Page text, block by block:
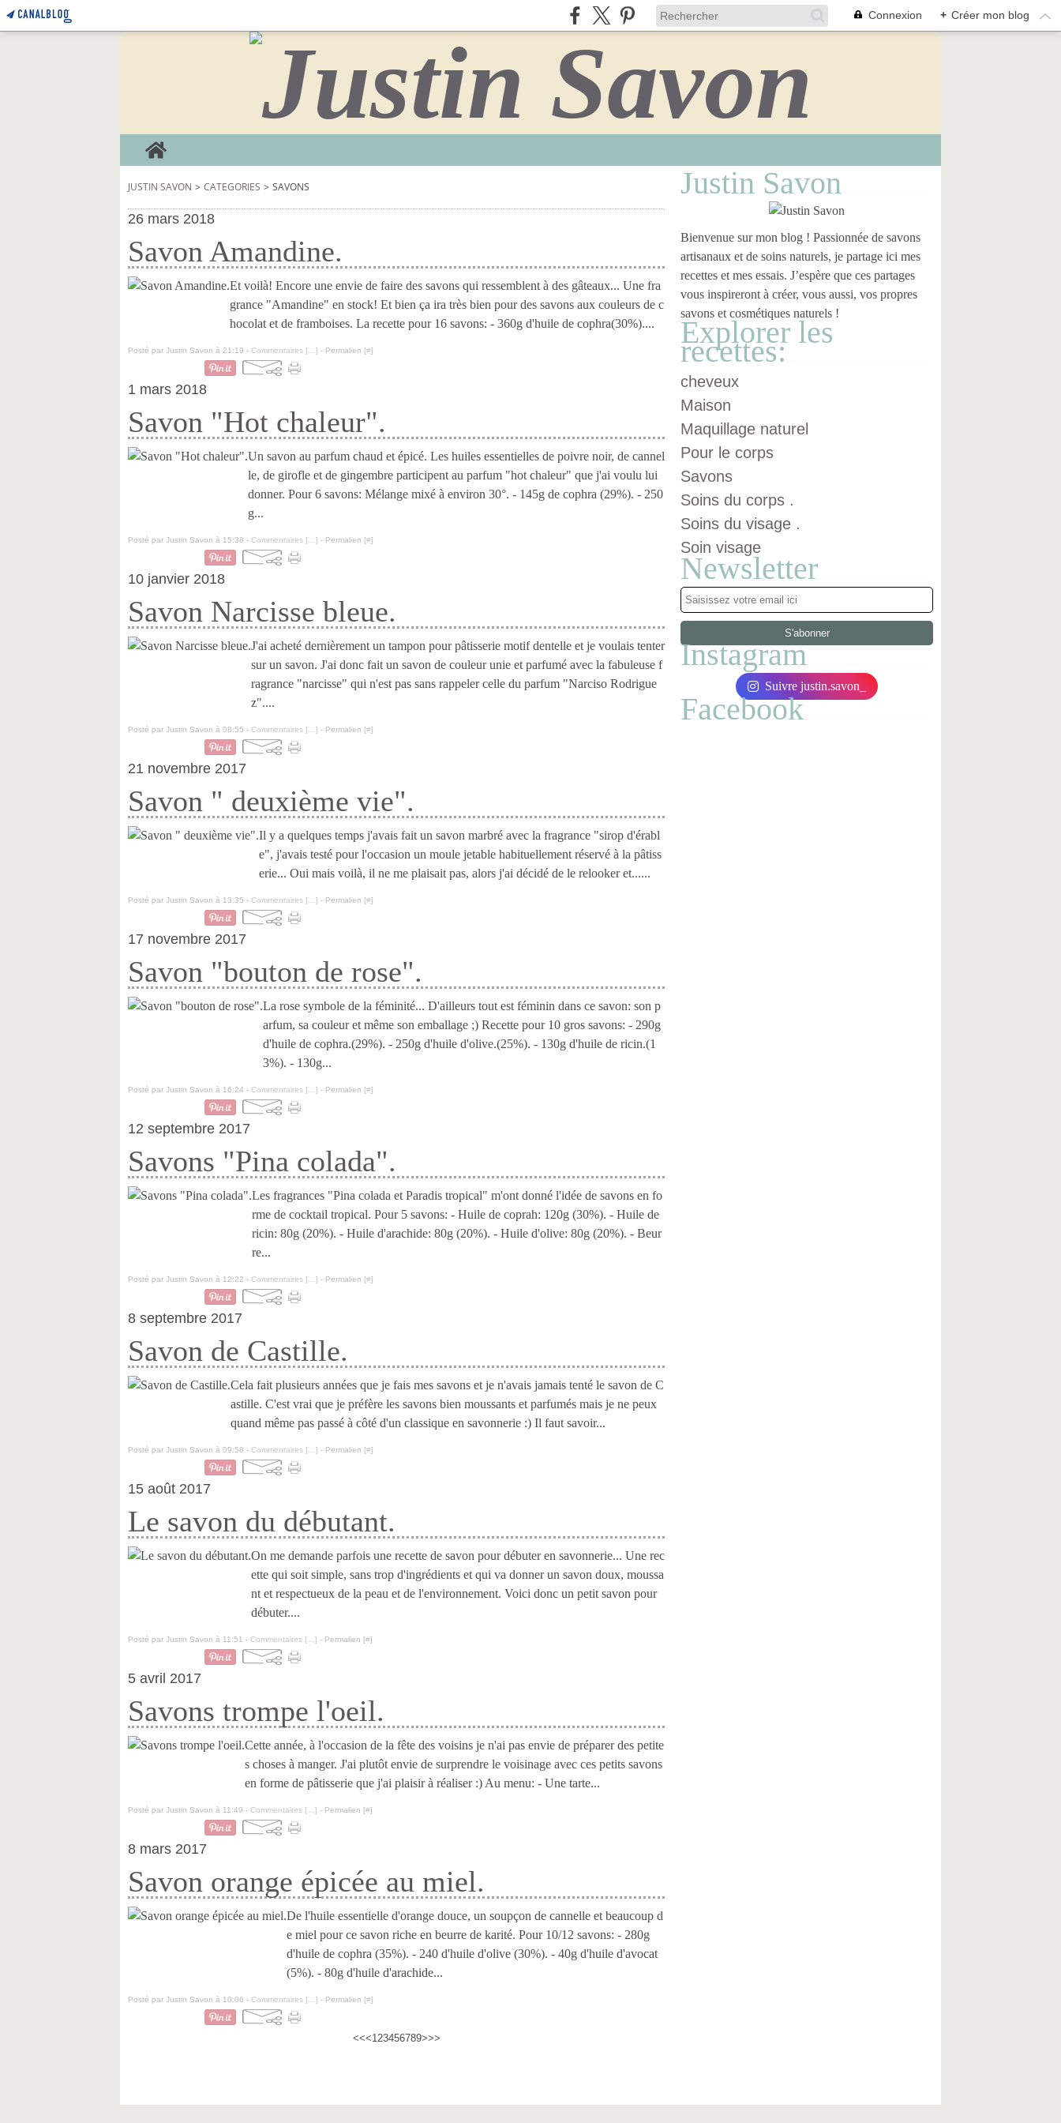
Connexion + Créer mon blog
Home
JUSTIN SAVON > CATEGORIES > SAVONS
26 mars 2018
Savon Amandine.
Et voilà! Encore une envie de faire des savons qui ressemblent à des gâteaux... Une fra
grance "Amandine" en stock! Et bien ça ira très bien pour des savons aux couleurs de c
hocolat et de framboises. La recette pour 16 savons: - 360g d'huile de cophra(30%)....
Posté par Justin Savon à 21:19 - Commentaires [ ] - Permalien [#]
1 mars 2018
Savon "Hot chaleur".
Un savon au parfum chaud et épicé. Les huiles essentielles de poivre noir, de cannel
le, de girofle et de gingembre participent au parfum "hot chaleur" que j'ai voulu lui
donner. Pour 6 savons: Mélange mixé à environ 30°. - 145g de cophra (29%). - 250
g...
Posté par Justin Savon à 15:38 - Commentaires [ ] - Permalien [#]
10 janvier 2018
Savon Narcisse bleue.
J'ai acheté dernièrement un tampon pour pâtisserie motif dentelle et je voulais tenter
sur un savon. J'ai donc fait un savon de couleur unie et parfumé avec la fabuleuse f
ragrance "narcisse" qui n'est pas sans rappeler celle du parfum "Narciso Rodrigue
z"....
Posté par Justin Savon à 08:55 - Commentaires [ ] - Permalien [#]
21 novembre 2017
Savon " deuxième vie".
Il y a quelques temps j'avais fait un savon marbré avec la fragrance "sirop d'érabl
e", j'avais testé pour l'occasion un moule jetable habituellement réservé à la pâtiss
erie... Oui mais voilà, il ne me plaisait pas, alors j'ai décidé de le relooker et......
Posté par Justin Savon à 13:35 - Commentaires [ ] - Permalien [#]
17 novembre 2017
Savon "bouton de rose".
La rose symbole de la féminité... D'ailleurs tout est féminin dans ce savon: son p
arfum, sa couleur et même son emballage ;) Recette pour 10 gros savons: - 290g
d'huile de cophra.(29%). - 250g d'huile d'olive.(25%). - 130g d'huile de ricin.(1
3%). - 130g...
Posté par Justin Savon à 16:24 - Commentaires [ ] - Permalien [#]
12 septembre 2017
Savons "Pina colada".
Les fragrances "Pina colada et Paradis tropical" m'ont donné l'idée de savons en fo
rme de cocktail tropical. Pour 5 savons: - Huile de coprah: 120g (30%). - Huile de
ricin: 80g (20%). - Huile d'arachide: 80g (20%). - Huile d'olive: 80g (20%). - Beur
re...
Posté par Justin Savon à 12:22 - Commentaires [ ] - Permalien [#]
8 septembre 2017
Savon de Castille.
Cela fait plusieurs années que je fais mes savons et je n'avais jamais tenté le savon de C
astille. C'est vrai que je préfère les savons bien moussants et parfumés mais je ne peux
quand même pas passé à côté d'un classique en savonnerie :) Il faut savoir...
Posté par Justin Savon à 09:58 - Commentaires [ ] - Permalien [#]
15 août 2017
Le savon du débutant.
On me demande parfois une recette de savon pour débuter en savonnerie... Une rec
ette qui soit simple, sans trop d'ingrédients et qui va donner un savon doux, moussa
nt et respectueux de la peau et de l'environnement. Voici donc un petit savon pour
débuter....
Posté par Justin Savon à 11:51 - Commentaires [ ] - Permalien [#]
5 avril 2017
Savons trompe l'oeil.
Cette année, à l'occasion de la fête des voisins je n'ai pas envie de préparer des petite
s choses à manger. J'ai plutôt envie de surprendre le voisinage avec ces petits savons
en forme de pâtisserie que j'ai plaisir à réaliser :) Au menu: - Une tarte...
Posté par Justin Savon à 11:49 - Commentaires [ ] - Permalien [#]
8 mars 2017
Savon orange épicée au miel.
De l'huile essentielle d'orange douce, un soupçon de cannelle et beaucoup d
e miel pour ce savon riche en beurre de karité. Pour 10/12 savons: - 280g
d'huile de cophra (35%). - 240 d'huile d'olive (30%). - 40g d'huile d'avocat
(5%). - 80g d'huile d'arachide...
Posté par Justin Savon à 10:06 - Commentaires [ ] - Permalien [#]
<<<123456789>>>
Justin Savon
Bienvenue sur mon blog ! Passionnée de savons
artisanaux et de soins naturels, je partage ici mes
recettes et mes essais. J’espère que ces partages
vous inspireront à créer, vous aussi, vos propres
savons et cosmétiques naturels !
Explorer les
recettes:
cheveux
Maison
Maquillage naturel
Pour le corps
Savons
Soins du corps .
Soins du visage .
Soin visage
Newsletter
Instagram
Suivre justin.savon_
Facebook